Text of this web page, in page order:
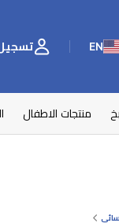
EN تسجيل
منتجات الاطفال